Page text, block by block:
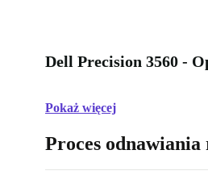
Dell Precision 3560 -
Pokaż więcej
Proces